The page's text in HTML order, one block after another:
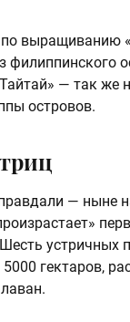
выращиванию
филиппинского
— так же
островов.
— ныне
устричных
гектаров,